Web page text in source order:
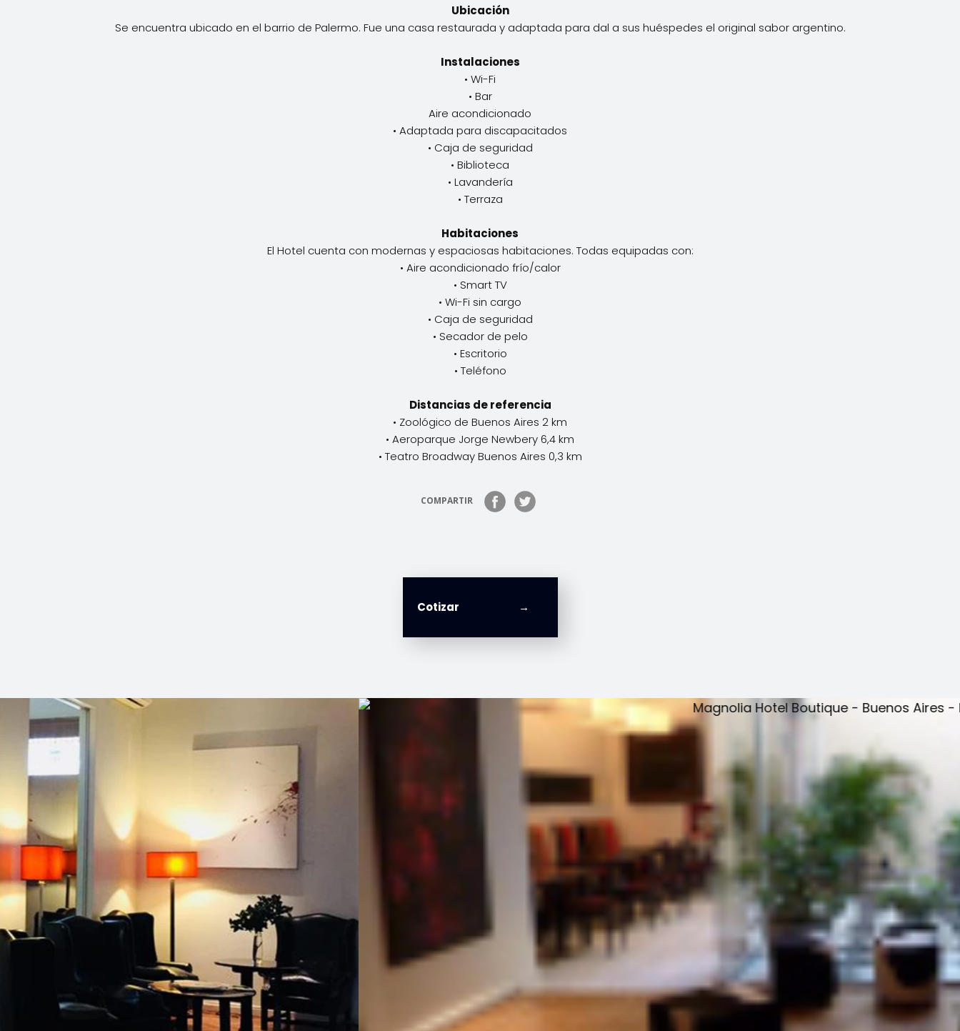
Ubicación
Se encuentra ubicado en el barrio de Palermo. Fue una casa restaurada y adaptada para dal a sus huéspedes el original sabor argentino.
Instalaciones
• Wi-Fi
• Bar
Aire acondicionado
• Adaptada para discapacitados
• Caja de seguridad
• Biblioteca
• Lavandería
• Terraza
Habitaciones
El Hotel cuenta con modernas y espaciosas habitaciones. Todas equipadas con:
• Aire acondicionado frío/calor
• Smart TV
• Wi-Fi sin cargo
• Caja de seguridad
• Secador de pelo
• Escritorio
• Teléfono
Distancias de referencia
• Zoológico de Buenos Aires 2 km
• Aeroparque Jorge Newbery 6,4 km
• Teatro Broadway Buenos Aires 0,3 km
COMPARTIR
Cotizar